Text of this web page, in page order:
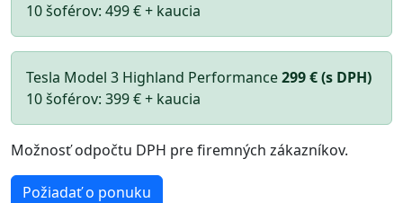
10 šoférov: 499 € + kaucia
Tesla Model 3 Highland Performance299 €(s DPH)
10 šoférov: 399 € + kaucia
Možnosť odpočtu DPH pre firemných zákazníkov.
Požiadať o ponuku